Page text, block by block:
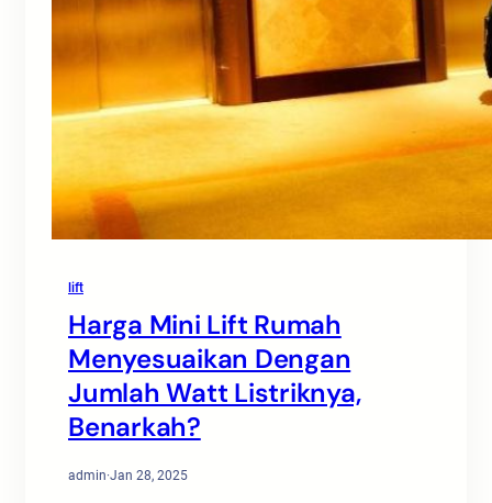
lift
Harga Mini Lift Rumah
Menyesuaikan Dengan
Jumlah Watt Listriknya,
Benarkah?
admin·Jan 28, 2025